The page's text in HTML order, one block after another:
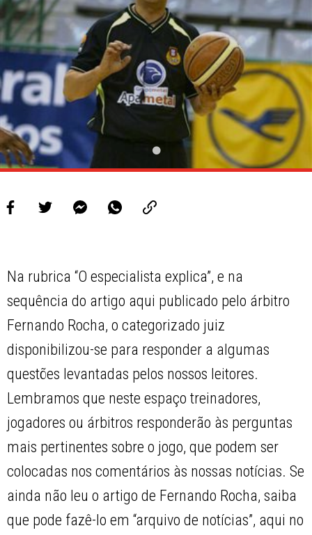
PROJETOS
LIGA BETCLIC MASCULINA
LIGA BETCLIC FEMININA
Na rubrica “O especialista explica”, e na
sequência do artigo aqui publicado pelo árbitro
Fernando Rocha, o categorizado juiz
disponibilizou-se para responder a algumas
questões levantadas pelos nossos leitores.
Lembramos que neste espaço treinadores,
jogadores ou árbitros responderão às perguntas
mais pertinentes sobre o jogo, que podem ser
colocadas nos comentários às nossas notícias. Se
ainda não leu o artigo de Fernando Rocha, saiba
que pode fazê-lo em “arquivo de notícias”, aqui no